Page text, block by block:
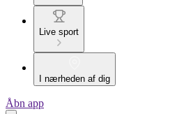
Live sport
I nærheden af dig
Åbn app